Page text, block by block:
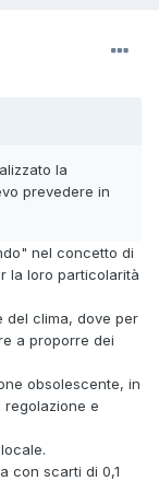
la
prevedere in
nel concetto di
la loro particolarità
del clima, dove per
a proporre dei
obsolescente, in
e
con scarti di 0,1